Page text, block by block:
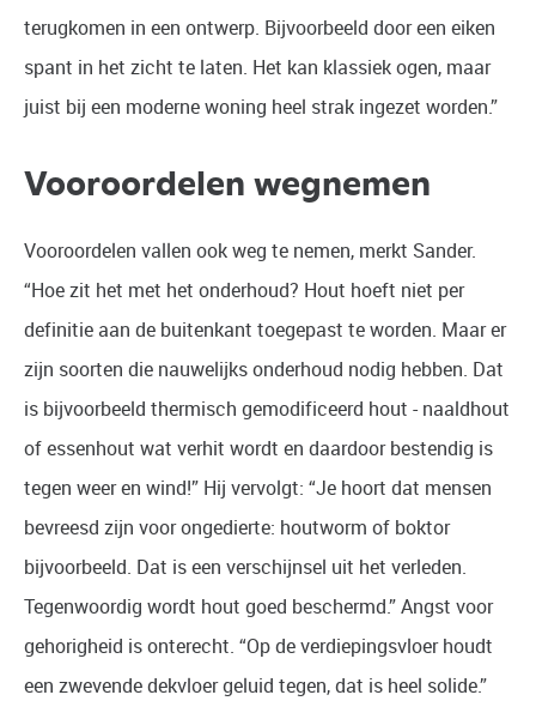
terugkomen in een ontwerp. Bijvoorbeeld door een eiken
spant in het zicht te laten. Het kan klassiek ogen, maar
juist bij een moderne woning heel strak ingezet worden.”
Vooroordelen wegnemen
Vooroordelen vallen ook weg te nemen, merkt Sander.
“Hoe zit het met het onderhoud? Hout hoeft niet per
definitie aan de buitenkant toegepast te worden. Maar er
zijn soorten die nauwelijks onderhoud nodig hebben. Dat
is bijvoorbeeld thermisch gemodificeerd hout - naaldhout
of essenhout wat verhit wordt en daardoor bestendig is
tegen weer en wind!” Hij vervolgt: “Je hoort dat mensen
bevreesd zijn voor ongedierte: houtworm of boktor
bijvoorbeeld. Dat is een verschijnsel uit het verleden.
Tegenwoordig wordt hout goed beschermd.” Angst voor
gehorigheid is onterecht. “Op de verdiepingsvloer houdt
een zwevende dekvloer geluid tegen, dat is heel solide.”